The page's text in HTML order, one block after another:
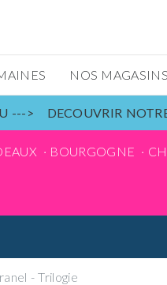
NOS MAGASINS
---> DECOUVRIR
BOURGOGNE
- Trilogie